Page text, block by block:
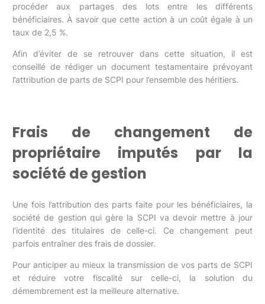
procéder aux partages des lots entre les différents
bénéficiaires. À savoir que cette action à un coût égale à un
taux de 2,5 %.
Afin d’éviter de se retrouver dans cette situation, il est
conseillé de rédiger un document testamentaire prévoyant
l’attribution de parts de SCPI pour l’ensemble des héritiers.
Frais de changement de
propriétaire imputés par la
société de gestion
Une fois l’attribution des parts faite pour les bénéficiaires, la
société de gestion qui gère la SCPI va devoir mettre à jour
l’identité des titulaires de celle-ci. Ce changement peut
parfois entraîner des frais de dossier.
Pour anticiper au mieux la transmission de vos parts de SCPI
et réduire votre fiscalité sur celle-ci, la solution du
démembrement est la meilleure alternative.